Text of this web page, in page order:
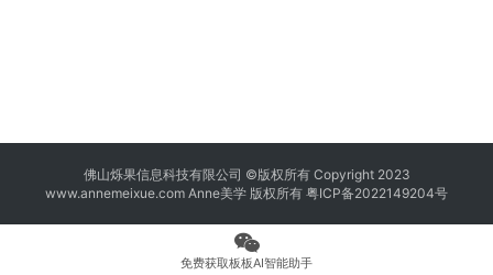
佛山烁果信息科技有限公司 ©版权所有 Copyright 2023
www.annemeixue.com Anne美学 版权所有 粤ICP备2022149204号
免费获取板板AI智能助手